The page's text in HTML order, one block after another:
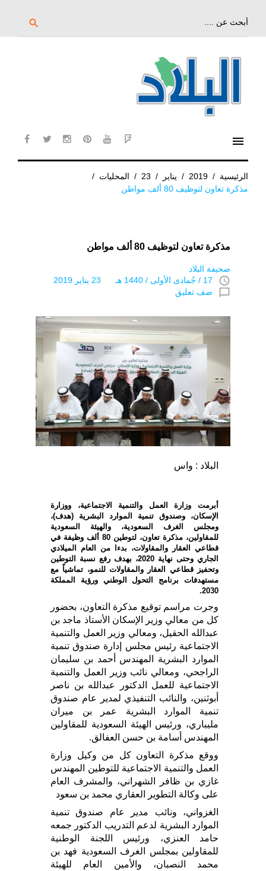
search
menu
الرئيسية /
2019
/ يناير /
23
/ المحليات /
مذكرة تعاون لتوظيف 80 ألف مواطن
مذكرة تعاون لتوظيف 80 ألف مواطن
صحيفة البلاد
access_time 17 / جُمادى اﻷولى / 1440 هـ 23 يناير 2019
chat_bubble_outline ضف تعليق
البلاد : واس
أبرمت وزارة العمل والتنمية الاجتماعية، ووزارة
الإسكان، وصندوق تنمية الموارد البشرية (هدف)،
ومجلس الغرف السعودية، والهيئة السعودية
للمقاولين، مذكرة تعاون، لتوطين 80 ألف وظيفة في
قطاعي العقار والمقاولات، بدءا من العام الميلادي
الجاري وحتى نهاية 2020، بهدف رفع نسبة التوطين
وتحفيز قطاعي العقار والمقاولات للنمو، تماشياً مع
مستهدفات برنامج التحول الوطني ورؤية المملكة
2030.
وجرت مراسم توقيع مذكرة التعاون، بحضور
كل من معالي وزير الإسكان الأستاذ ماجد بن
عبدالله الحقيل، ومعالي وزير العمل والتنمية
الاجتماعية رئيس مجلس إدارة صندوق تنمية
الموارد البشرية المهندس أحمد بن سليمان
الراجحي، ومعالي نائب وزير العمل والتنمية
الاجتماعية للعمل الدكتور عبدالله بن ناصر
أبوثنين، والنائب التنفيذي لمدير عام صندوق
تنمية الموارد البشرية عمر بن ميران
مليباري، ورئيس الهيئة السعودية للمقاولين
المهندس أسامة بن حسن العفالق.
ووقع مذكرة التعاون كل من وكيل وزارة
العمل والتنمية الاجتماعية للتوطين المهندس
غازي بن ظافر الشهراني، والمشرف العام
على وكالة التطوير العقاري محمد بن سعود
الغزواني، ونائب مدير عام صندوق تنمية
الموارد البشرية لدعم التدريب الدكتور جمعه
حامد العنزي، ورئيس اللجنة الوطنية
للمقاولين بمجلس الغرف السعودية فهد بن
محمد النصبان، والأمين العام للهيئة